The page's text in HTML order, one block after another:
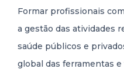
Formar profissionais
a gestão das atividades
saúde públicos e
global das ferramentas